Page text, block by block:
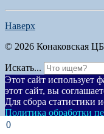
0
Наверх
© 2026 Конаковская
Искать...
Этот сайт использует
этот сайт, вы
Для сбора статистики
Политика обработки
Согласен